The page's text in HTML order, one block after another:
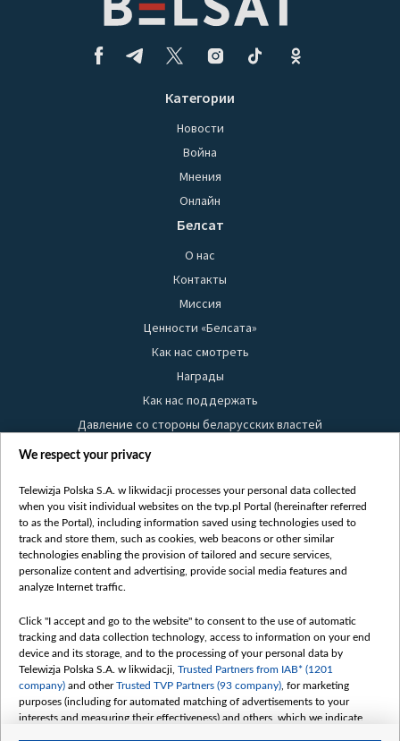
Категории
Новости
Война
Мнения
Онлайн
Белсат
О нас
Контакты
Миссия
Ценности «Белсата»
Как нас смотреть
Награды
Как нас поддержать
Давление со стороны беларусских властей
Правила использования материалов
Безопасность
Youtube
Белсат news
Белсат Life
Belsat English
Biełsat PL
Белсат Now
Белсат Shorts
Белсат History
We respect your privacy
Telewizja Polska S.A. w likwidacji processes your personal data collected
when you visit individual websites on the tvp.pl Portal (hereinafter referred
to as the Portal), including information saved using technologies used to
track and store them, such as cookies, web beacons or other similar
technologies enabling the provision of tailored and secure services,
personalize content and advertising, provide social media features and
analyze Internet traffic.
Click "I accept and go to the website" to consent to the use of automatic
tracking and data collection technology, access to information on your end
device and its storage, and to the processing of your personal data by
Telewizja Polska S.A. w likwidacji, Trusted Partners from IAB* (1201
company) and otherTrusted TVP Partners (93 company) , for marketing
purposes (including for automated matching of advertisements to your
interests and measuring their effectiveness) and others, which we indicate